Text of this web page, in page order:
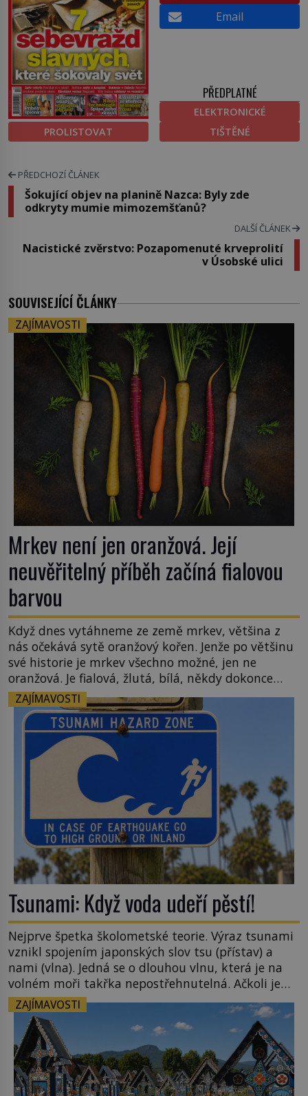
PROLISTOVAT
Email
PŘEDPLATNÉ
ELEKTRONICKÉ
TIŠTĚNÉ
PŘEDCHOZÍ ČLÁNEK
Šokující objev na planině Nazca: Byly zde
odkryty mumie mimozemšťanů?
DALŠÍ ČLÁNEK
Nacistické zvěrstvo: Pozapomenuté krveprolití
v Úsobské ulici
SOUVISEJÍCÍ ČLÁNKY
ZAJÍMAVOSTI
Mrkev není jen oranžová. Její
neuvěřitelný příběh začíná fialovou
barvou
Když dnes vytáhneme ze země mrkev, většina z
nás očekává sytě oranžový kořen. Jenže po většinu
své historie je mrkev všechno možné, jen ne
oranžová. Je fialová, žlutá, bílá, někdy dokonce
téměř černá. Až díky stovkám let pečlivého
šlechtění se z ní stává zelenina, bez které si českou
zahradu ani nedokážeme představit. Její příběh je
ZAJÍMAVOSTI
Tsunami: Když voda udeří pěstí!
Nejprve špetka školometské teorie. Výraz tsunami
vznikl spojením japonských slov tsu (přístav) a
nami (vlna). Jedná se o dlouhou vlnu, která je na
volném moři takřka nepostřehnutelná. Ačkoli je
vlnová délka tsunami i 300 kilometrů, výška vlny
na volném moři je maximálně 1,5 metru. Máme se
podobné obří vlny obávat i v Evropě? Vznik
tsunami si […]
ZAJÍMAVOSTI